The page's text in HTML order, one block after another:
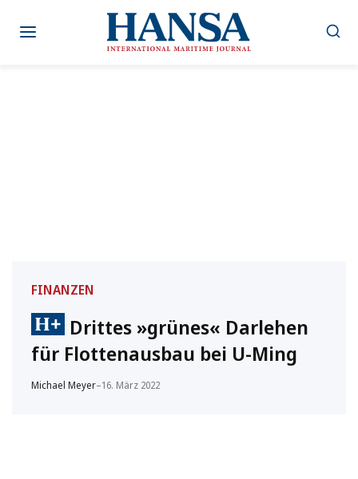
Inhalt
FINANZEN
Drittes »grünes« Darlehen
für Flottenausbau bei U-Ming
Michael Meyer–16. März 2022